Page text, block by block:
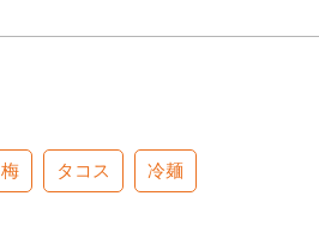
梅 タコス 冷麺